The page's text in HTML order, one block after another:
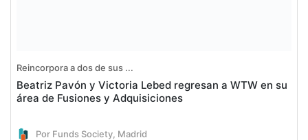
Reincorpora a dos de sus ...
Beatriz Pavón y Victoria Lebed regresan a WTW en su
área de Fusiones y Adquisiciones
Por Funds Society, Madrid